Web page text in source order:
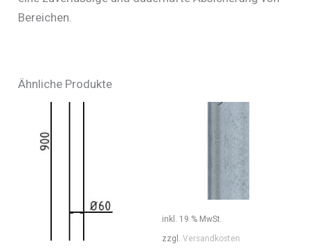
Bereichen.
Ähnliche Produkte
inkl. 19 % MwSt.
zzgl. Versandkosten